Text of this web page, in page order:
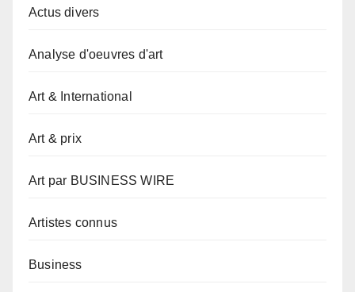
Actus divers
Analyse d'oeuvres d'art
Art & International
Art & prix
Art par BUSINESS WIRE
Artistes connus
Business